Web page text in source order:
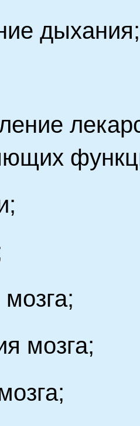
дыхания;
мозга;